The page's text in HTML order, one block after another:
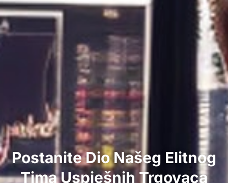
Postanite Dio Našeg Elitnog
Tima Uspješnih Trgovaca